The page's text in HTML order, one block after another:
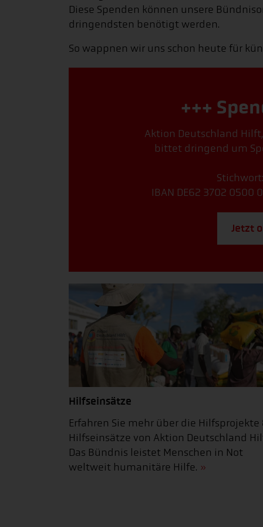
Diese Spenden können unsere
dringendsten benötigt werden.
So wappnen wir uns schon heute für
+++
Aktion Deutschland
bittet dringend um
IBAN DE62 3702 0500
Jetzt
Hilfseinsätze
Erfahren Sie mehr über die Hilfsprojekte
Hilfseinsätze von Aktion Deutschland
Das Bündnis leistet Menschen in Not
weltweit humanitäre Hilfe.